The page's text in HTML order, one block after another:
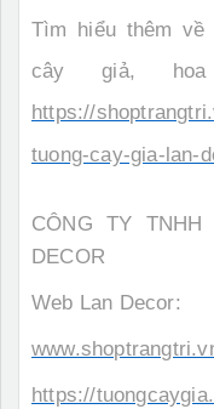
Tìm hiểu thêm về
cây giả,
https://
tuong-cay-gia-lan-
CÔNG TY
DECOR
Web Lan Decor:
https://